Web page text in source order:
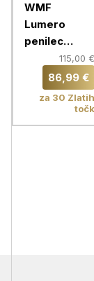
WMF
Lumero
penilec
115,00 €
86,99 €
za 30 Zlatih
točk